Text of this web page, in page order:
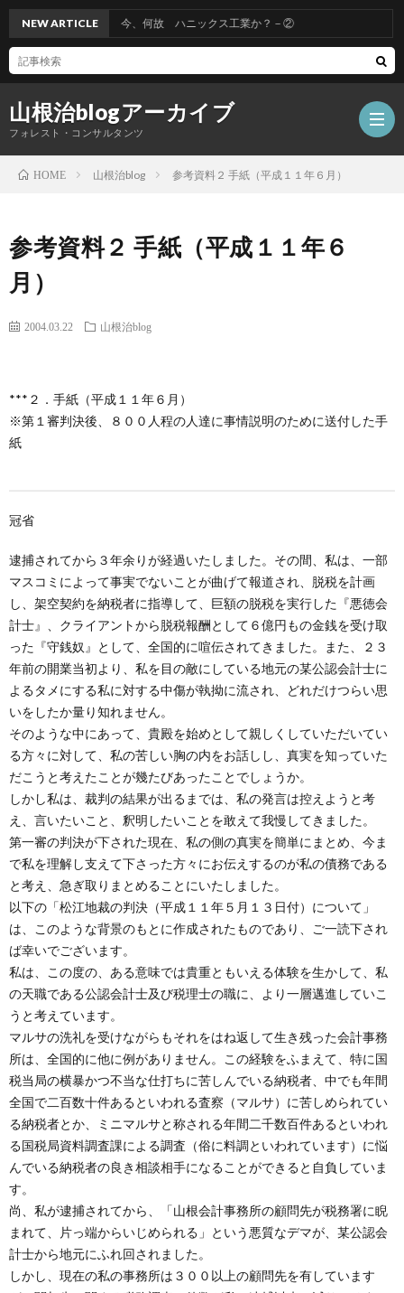
山根治blogアーカイブ
フォレスト・コンサルタンツ
創
治
社
NEW ARTICLE今、何故 ハニックス工業か？－②
HOME 山根治blog 参考資料２ 手紙（平成１１年６月）
参考資料２ 手紙（平成１１年６
月）
2004.03.22 山根治blog
***２．手紙（平成１１年６月）
※第１審判決後、８００人程の人達に事情説明のために送付した手
紙
冠省
逮捕されてから３年余りが経過いたしました。その間、私は、一部
マスコミによって事実でないことが曲げて報道され、脱税を計画
し、架空契約を納税者に指導して、巨額の脱税を実行した『悪徳会
計士』、クライアントから脱税報酬として６億円もの金銭を受け取
った『守銭奴』として、全国的に喧伝されてきました。また、２３
年前の開業当初より、私を目の敵にしている地元の某公認会計士に
よるタメにする私に対する中傷が執拗に流され、どれだけつらい思
いをしたか量り知れません。
そのような中にあって、貴殿を始めとして親しくしていただいてい
る方々に対して、私の苦しい胸の内をお話しし、真実を知っていた
だこうと考えたことが幾たびあったことでしょうか。
しかし私は、裁判の結果が出るまでは、私の発言は控えようと考
え、言いたいこと、釈明したいことを敢えて我慢してきました。
第一審の判決が下された現在、私の側の真実を簡単にまとめ、今ま
で私を理解し支えて下さった方々にお伝えするのが私の債務である
と考え、急ぎ取りまとめることにいたしました。
以下の「松江地裁の判決（平成１１年５月１３日付）について」
は、このような背景のもとに作成されたものであり、ご一読下され
ば幸いでございます。
私は、この度の、ある意味では貴重ともいえる体験を生かして、私
の天職である公認会計士及び税理士の職に、より一層邁進していこ
うと考えています。
マルサの洗礼を受けながらもそれをはね返して生き残った会計事務
所は、全国的に他に例がありません。この経験をふまえて、特に国
税当局の横暴かつ不当な仕打ちに苦しんでいる納税者、中でも年間
全国で二百数十件あるといわれる査察（マルサ）に苦しめられてい
る納税者とか、ミニマルサと称される年間二千数百件あるといわれ
る国税局資料調査課による調査（俗に料調といわれています）に悩
んでいる納税者の良き相談相手になることができると自負していま
す。
尚、私が逮捕されてから、「山根会計事務所の顧問先が税務署に睨
まれて、片っ端からいじめられる」という悪質なデマが、某公認会
計士から地元にふれ回されました。
しかし、現在の私の事務所は３００以上の顧問先を有しています